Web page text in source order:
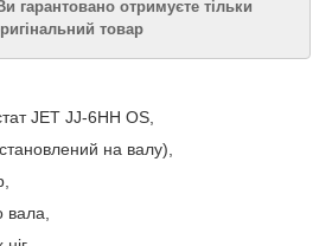
гарантовано отримуєте тільки
товар
JET JJ-6HH OS,
на валу),
вала,